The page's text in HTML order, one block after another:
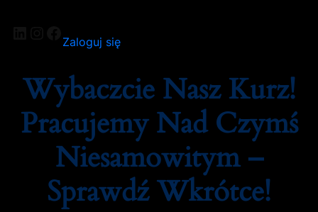
LinkedIn
Instagram
Facebook
Zaloguj się
Wybaczcie Nasz Kurz!
Pracujemy Nad Czymś
Niesamowitym –
Sprawdź Wkrótce!